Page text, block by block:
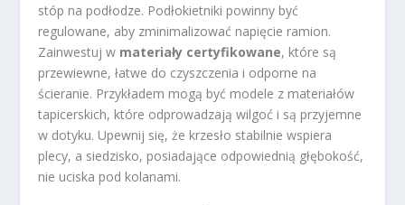
stóp na podłodze. Podłokietniki powinny być
regulowane, aby zminimalizować napięcie ramion.
Zainwestuj w materiały certyfikowane, które są
przewiewne, łatwe do czyszczenia i odporne na
ścieranie. Przykładem mogą być modele z materiałów
tapicerskich, które odprowadzają wilgoć i są przyjemne
w dotyku. Upewnij się, że krzesło stabilnie wspiera
plecy, a siedzisko, posiadające odpowiednią głębokość,
nie uciska pod kolanami.